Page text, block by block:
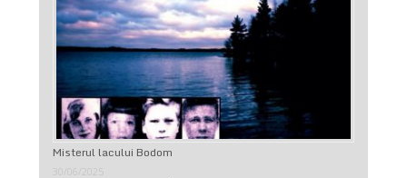
Misterul lacului Bodom